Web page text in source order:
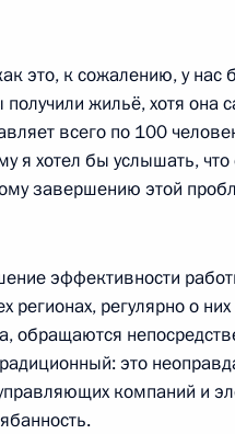
края
это, к сожалению, у нас
жильё, хотя она
всего по 100
я хотел бы услышать, что
завершению этой
эффективности
регулярно о них
обращаются
это
компаний и